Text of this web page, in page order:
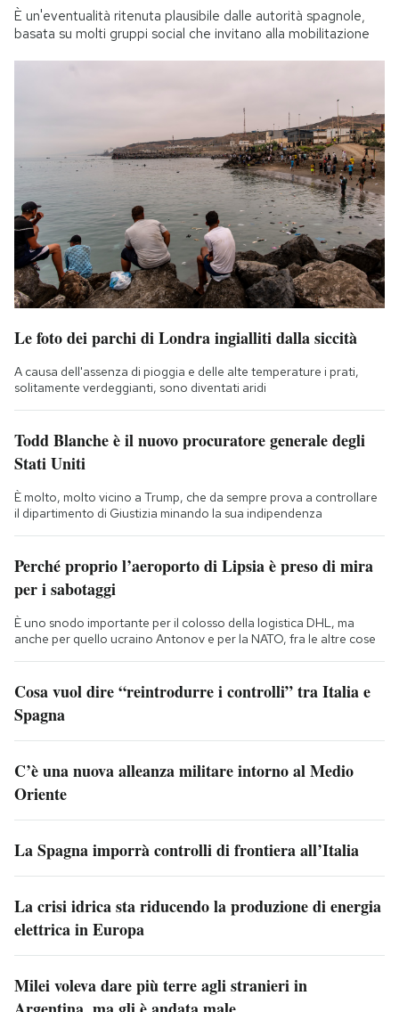
È un'eventualità ritenuta plausibile dalle autorità spagnole,
basata su molti gruppi social che invitano alla mobilitazione
Le foto dei parchi di Londra ingialliti dalla siccità
A causa dell'assenza di pioggia e delle alte temperature i prati,
solitamente verdeggianti, sono diventati aridi
Todd Blanche è il nuovo procuratore generale degli
Stati Uniti
È molto, molto vicino a Trump, che da sempre prova a controllare
il dipartimento di Giustizia minando la sua indipendenza
Perché proprio l’aeroporto di Lipsia è preso di mira
per i sabotaggi
È uno snodo importante per il colosso della logistica DHL, ma
anche per quello ucraino Antonov e per la NATO, fra le altre cose
Cosa vuol dire “reintrodurre i controlli” tra Italia e
Spagna
C’è una nuova alleanza militare intorno al Medio
Oriente
La Spagna imporrà controlli di frontiera all’Italia
La crisi idrica sta riducendo la produzione di energia
elettrica in Europa
Milei voleva dare più terre agli stranieri in